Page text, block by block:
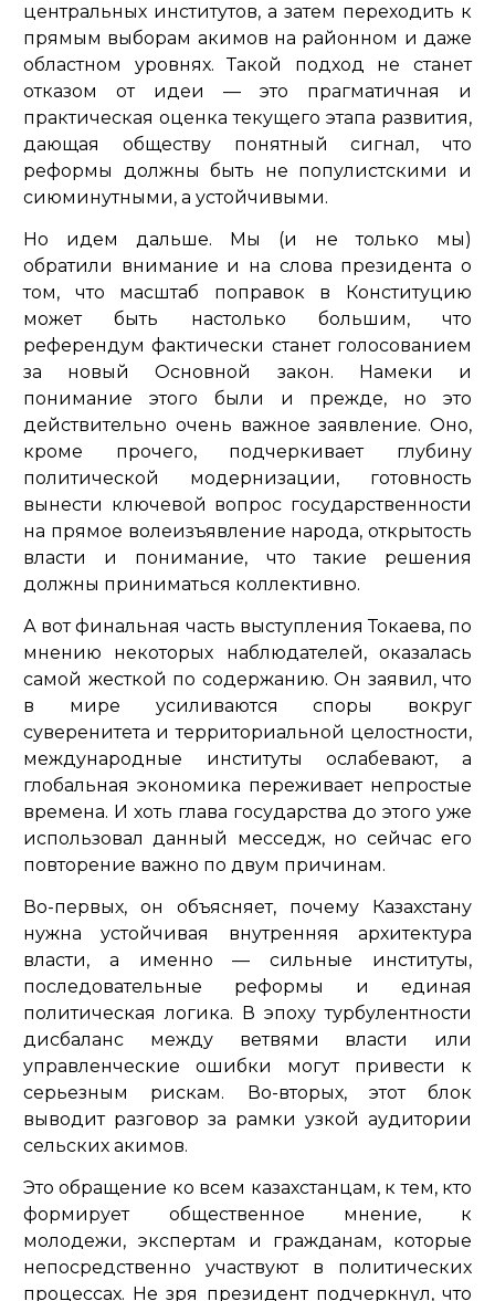
центральных институтов, а затем переходить к
прямым выборам акимов на районном и даже
областном уровнях. Такой подход не станет
отказом от идеи — это прагматичная и
практическая оценка текущего этапа развития,
дающая обществу понятный сигнал, что
реформы должны быть не популистскими и
сиюминутными, а устойчивыми.
Но идем дальше. Мы (и не только мы)
обратили внимание и на слова президента о
том, что масштаб поправок в Конституцию
может быть настолько большим, что
референдум фактически станет голосованием
за новый Основной закон. Намеки и
понимание этого были и прежде, но это
действительно очень важное заявление. Оно,
кроме прочего, подчеркивает глубину
политической модернизации, готовность
вынести ключевой вопрос государственности
на прямое волеизъявление народа, открытость
власти и понимание, что такие решения
должны приниматься коллективно.
А вот финальная часть выступления Токаева, по
мнению некоторых наблюдателей, оказалась
самой жесткой по содержанию. Он заявил, что
в мире усиливаются споры вокруг
суверенитета и территориальной целостности,
международные институты ослабевают, а
глобальная экономика переживает непростые
времена. И хоть глава государства до этого уже
использовал данный месседж, но сейчас его
повторение важно по двум причинам.
Во-первых, он объясняет, почему Казахстану
нужна устойчивая внутренняя архитектура
власти, а именно — сильные институты,
последовательные реформы и единая
политическая логика. В эпоху турбулентности
дисбаланс между ветвями власти или
управленческие ошибки могут привести к
серьезным рискам. Во-вторых, этот блок
выводит разговор за рамки узкой аудитории
сельских акимов.
Это обращение ко всем казахстанцам, к тем, кто
формирует общественное мнение, к
молодежи, экспертам и гражданам, которые
непосредственно участвуют в политических
процессах. Не зря президент подчеркнул, что